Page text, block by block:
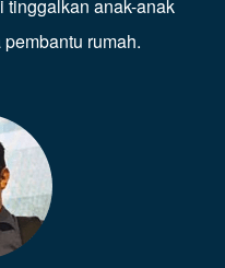
tinggalkan anak-anak
rumah.